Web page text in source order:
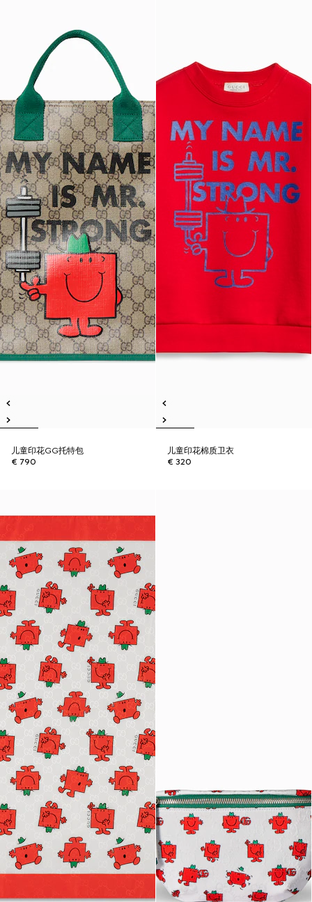
儿童印花GG托特包
€ 790
儿童印花棉质卫衣
€ 320